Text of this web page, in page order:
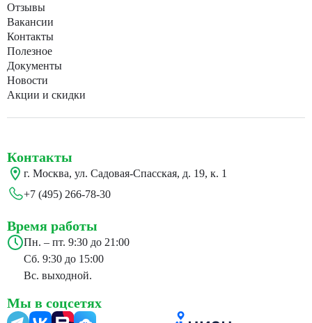
Отзывы
Вакансии
Контакты
Полезное
Документы
Новости
Акции и скидки
Контакты
г. Москва, ул. Садовая-Спасская, д. 19, к. 1
+7 (495) 266-78-30
Время работы
Пн. – пт. 9:30 до 21:00
Сб. 9:30 до 15:00
Вс. выходной.
Мы в соцсетях